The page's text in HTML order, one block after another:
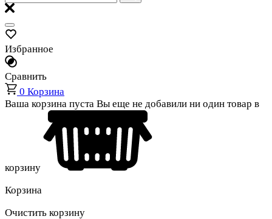
Избранное
Сравнить
0 Корзина
Ваша корзина пуста Вы еще не добавили ни один товар в
корзину
Корзина
Очистить корзину